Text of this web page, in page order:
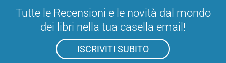
Tutte le Recensioni e le novità dal mondo
dei libri nella tua casella email!
ISCRIVITI SUBITO